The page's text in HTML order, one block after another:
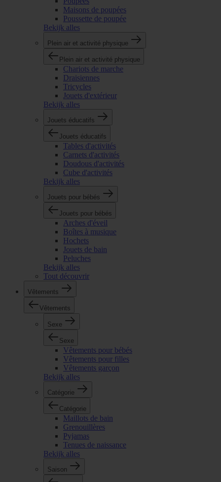
Maisons de poupées
Poussette de poupée
Bekijk alles
Plein air et activité physique
Plein air et activité physique
Chariots de marche
Draisiennes
Tricycles
Jouets d'extérieur
Bekijk alles
Jouets éducatifs
Jouets éducatifs
Tables d'activités
Carnets d'activités
Doudous d'activités
Cube d'activités
Bekijk alles
Jouets pour bébés
Jouets pour bébés
Arches d'éveil
Boîtes à musique
Hochets
Jouets de bain
Peluches
Bekijk alles
Tout découvrir
Vêtements
Vêtements
Sexe
Sexe
Vêtements pour bébés
Vêtements pour filles
Vêtements garçon
Bekijk alles
Catégorie
Catégorie
Maillots de bain
Grenouillères
Pyjamas
Tenues de naissance
Bekijk alles
Saison